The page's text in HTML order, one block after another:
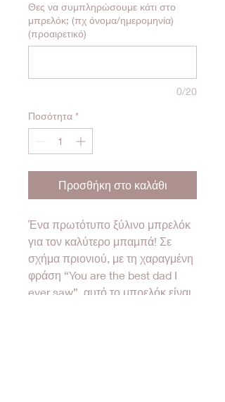
Θες να συμπληρώσουμε κάτι στο
μπρελόκ; (πχ όνομα/ημερομηνία)
(προαιρετικό)
0/20
Ποσότητα *
Προσθήκη στο καλάθι
Ένα πρωτότυπο ξύλινο μπρελόκ
για τον καλύτερο μπαμπά! Σε
σχήμα πριονιού, με τη χαραγμένη
φράση “You are the best dad I
ever saw”, αυτό το μπρελόκ είναι